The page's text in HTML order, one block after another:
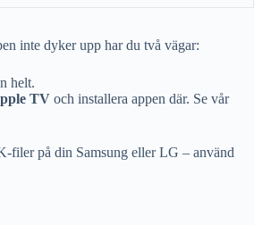
inte dyker upp har du två vägar:
helt.
TV och installera appen där. Se vår
filer på din Samsung eller LG – använd